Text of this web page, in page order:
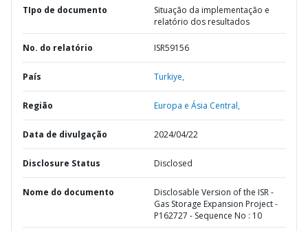
TIpo de documento
Situação da implementação e
relatório dos resultados
No. do relatório ISR59156
País Turkiye,
Região Europa e Ásia Central,
Data de divulgação 2024/04/22
Disclosure Status Disclosed
Nome do documento
Disclosable Version of the ISR -
Gas Storage Expansion Project -
P162727 - Sequence No : 10